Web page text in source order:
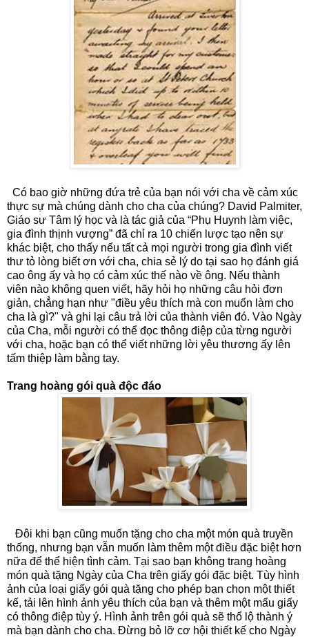
Có bao giờ những đứa trẻ của bạn nói với cha về cảm xúc
thực sự mà chúng dành cho cha của chúng? David Palmiter,
Giáo sư Tâm lý học và là tác giả của “Phụ Huynh làm việc,
gia đình thịnh vượng” đã chỉ ra 10 chiến lược tạo nên sự
khác biệt, cho thấy nếu tất cả mọi người trong gia đình viết
thư tỏ lòng biết ơn với cha, chia sẻ lý do tại sao họ đánh giá
cao ông ấy và họ có cảm xúc thế nào về ông. Nếu thành
viên nào không quen viết, hãy hỏi họ những câu hỏi đơn
giản, chẳng hạn như "điều yêu thích mà con muốn làm cho
cha là gì?" và ghi lại câu trả lời của thành viên đó. Vào Ngày
của Cha, mỗi người có thể đọc thông điệp của từng người
với cha, hoặc bạn có thể viết những lời yêu thương ấy lên
tấm thiệp làm bằng tay.
Trang hoàng gói quà độc đáo
Đôi khi bạn cũng muốn tặng cho cha một món quà truyền
thống, nhưng bạn vẫn muốn làm thêm một điều đặc biệt hơn
nữa để thể hiện tình cảm. Tại sao bạn không trang hoàng
món quà tặng Ngày của Cha trên giấy gói đặc biệt. Tùy hình
ảnh của loại giấy gói quà tặng cho phép bạn chọn một thiết
kế, tải lên hình ảnh yêu thích của bạn và thêm một mẩu giấy
có thông điệp tùy ý. Hình ảnh trên gói quà sẽ thổ lộ thành ý
mà bạn dành cho cha. Đừng bỏ lỡ cơ hội thiết kế cho Ngày